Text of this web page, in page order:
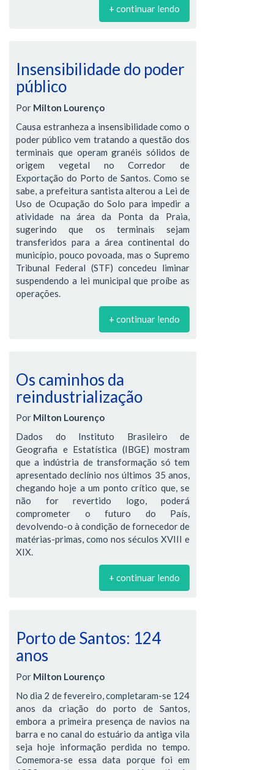
+ continuar lendo
Insensibilidade do poder
público
Por Milton Lourenço
Causa estranheza a insensibilidade como o
poder público vem tratando a questão dos
terminais que operam granéis sólidos de
origem vegetal no Corredor de
Exportação do Porto de Santos. Como se
sabe, a prefeitura santista alterou a Lei de
Uso de Ocupação do Solo para impedir a
atividade na área da Ponta da Praia,
sugerindo que os terminais sejam
transferidos para a área continental do
município, pouco povoada, mas o Supremo
Tribunal Federal (STF) concedeu liminar
suspendendo a lei municipal que proíbe as
operações.
+ continuar lendo
Os caminhos da
reindustrialização
Por Milton Lourenço
Dados do Instituto Brasileiro de
Geografia e Estatística (IBGE) mostram
que a indústria de transformação só tem
apresentado declínio nos últimos 35 anos,
chegando hoje a um ponto crítico que, se
não for revertido logo, poderá
comprometer o futuro do País,
devolvendo-o à condição de fornecedor de
matérias-primas, como nos séculos XVIII e
XIX.
+ continuar lendo
Porto de Santos: 124
anos
Por Milton Lourenço
No dia 2 de fevereiro, completaram-se 124
anos da criação do porto de Santos,
embora a primeira presença de navios na
barra e no canal do estuário da antiga vila
seja hoje informação perdida no tempo.
Comemora-se essa data porque foi em